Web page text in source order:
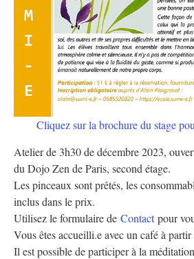
Cliquez sur la brochure du stage
Atelier de 3h30 de décembre 2023,
du Dojo Zen de Paris, second étage.
Les pinceaux sont prêtés, les
inclus dans le prix.
Utilisez le formulaire de Contactpour
Vous êtes accueilli.e avec un café à partir
Il est possible de participer à la